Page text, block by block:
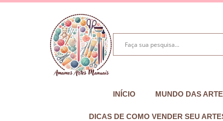
INÍCIO MUNDO DAS
DICAS DE COMO VENDER SEU